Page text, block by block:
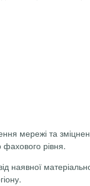
мережі та
фахового рівня.
наявної